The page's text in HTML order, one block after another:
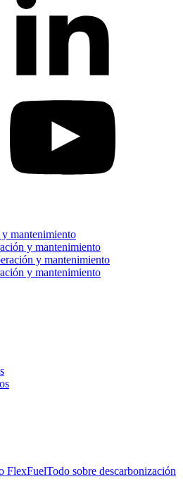
mantenimiento
y mantenimiento
y mantenimiento
y mantenimiento
FlexFuelTodo sobre descarbonización